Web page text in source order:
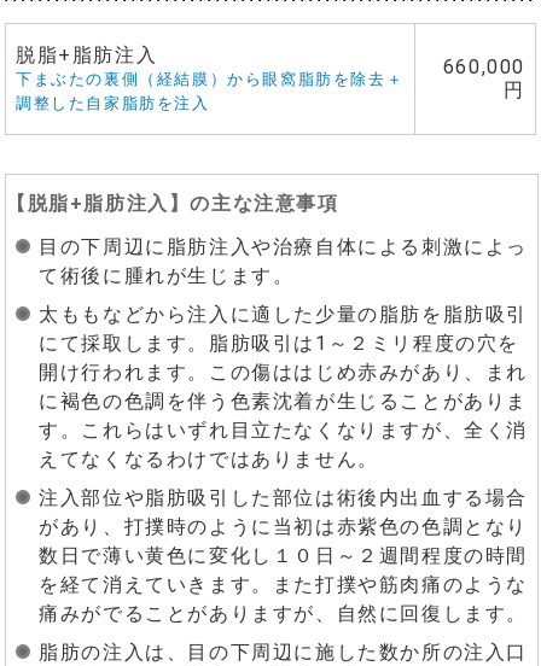
脱脂+脂肪注入
下まぶたの裏側（経結膜）から眼窩脂肪を除去＋
調整した自家脂肪を注入
660,000
円
【 脱脂+脂肪注入 】の主な注意事項
目の下周辺に脂肪注入や治療自体による刺激によっ
て術後に腫れが生じます。
太ももなどから注入に適した少量の脂肪を脂肪吸引
にて採取します。脂肪吸引は1～２ミリ程度の穴を
開け行われます。この傷ははじめ赤みがあり、まれ
に褐色の色調を伴う色素沈着が生じることがありま
す。これらはいずれ目立たなくなりますが、全く消
えてなくなるわけではありません。
注入部位や脂肪吸引した部位は術後内出血する場合
があり、打撲時のように当初は赤紫色の色調となり
数日で薄い黄色に変化し１０日～２週間程度の時間
を経て消えていきます。また打撲や筋肉痛のような
痛みがでることがありますが、自然に回復します。
脂肪の注入は、目の下周辺に施した数か所の注入口